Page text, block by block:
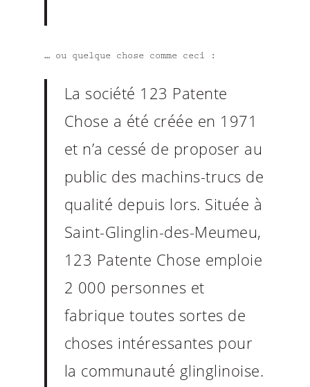
… ou quelque chose comme ceci :
La société 123 Patente
Chose a été créée en 1971
et n’a cessé de proposer au
public des machins-trucs de
qualité depuis lors. Située à
Saint-Glinglin-des-Meumeu,
123 Patente Chose emploie
2 000 personnes et
fabrique toutes sortes de
choses intéressantes pour
la communauté glinglinoise.